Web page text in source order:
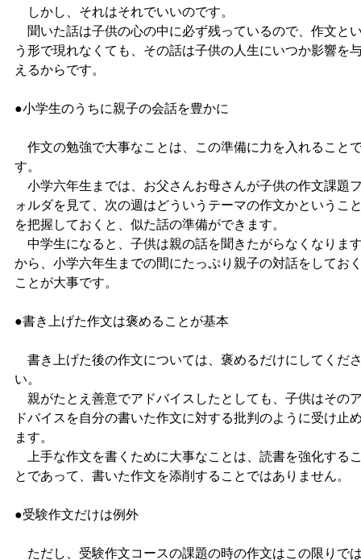
しかし、それはそれでいいのです。
聞いた話は子供の心の中に必ず残っているので、作文と
う形で現れなくても、その話は子供の人生にいつか影響を
えるからです。
●小学生のうちに親子の会話を豊かに
作文の勉強で大事なことは、この準備に力を入れること
す。
小学六年生までは、お父さんお母さんが子供の作文課題
ォルダを見て、次の週はどういうテーマの作文かというこ
を把握しておくと、似た話の準備ができます。
中学生になると、子供は親の話を聞きたがらなくなりま
から、小学六年生までの間にたっぷり親子の対話をしてお
ことが大事です。
●書き上げた作文は褒めることが基本
書き上げた後の作文については、褒めるだけにしてくだ
い。
親がたとえ善意でアドバイスしたとしても、子供はその
ドバイスを自分の書いた作文に対する批判のように受け止
ます。
上手な作文を書くために大事なことは、読書を強化する
とであって、書いた作文を添削することではありません。
●受験作文だけは例外
ただし、受験作文コースの課題の時の作文はこの限りで